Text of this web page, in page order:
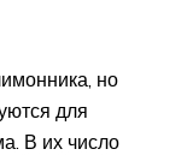
но
для
В их число